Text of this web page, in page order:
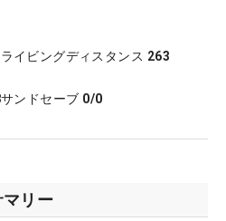
ライビングディスタンス 263
サンドセーブ 0/0
リー